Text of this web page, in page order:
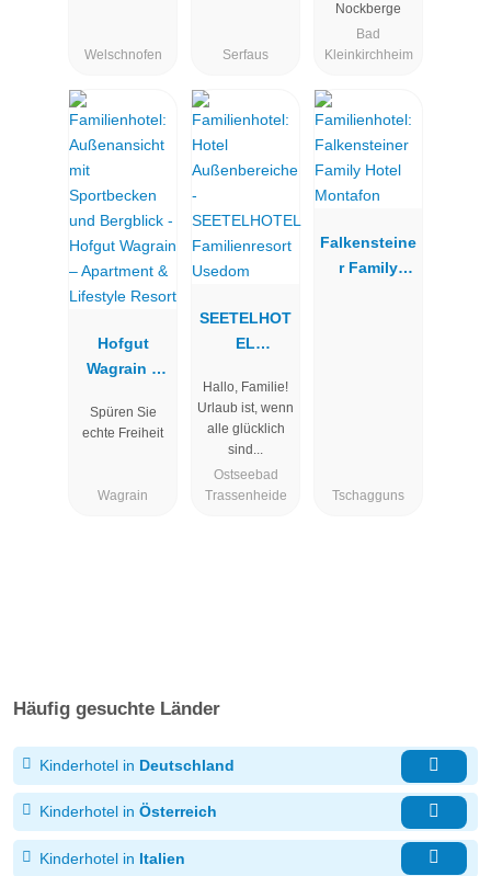
Welschnofen Serfaus
Nockberge
Bad
Kleinkirchheim
Hofgut
Wagrain –
Lifestyle
Resort
Spüren Sie
echte Freiheit
Wagrain
SEETELHOT
EL
rt Usedom
Hallo, Familie!
Urlaub ist, wenn
alle glücklich
sind...
Ostseebad
Trassenheide
Falkensteine
r Family
Tschagguns
Häufig gesuchte Länder
Kinderhotel in Deutschland
Kinderhotel in Österreich
Kinderhotel in Italien